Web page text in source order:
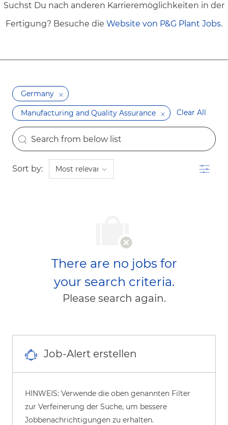
Suchst Du nach anderen Karrieremöglichkeiten in der
Fertigung? Besuche die Website von P&G Plant Jobs.
Germany
Manufacturing and Quality Assurance Clear All
the results are updated
Search from below list
Sort by: Filter
There are no jobs for
your search criteria.
Please search again.
Job-Alert erstellen
HINWEIS: Verwende die oben genannten Filter
zur Verfeinerung der Suche, um bessere
Jobbenachrichtigungen zu erhalten.